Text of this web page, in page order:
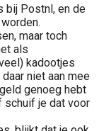
bij Postnl, en de
maar toch
als
kadootjes
niet aan mee
genoeg hebt
schuif je dat voor